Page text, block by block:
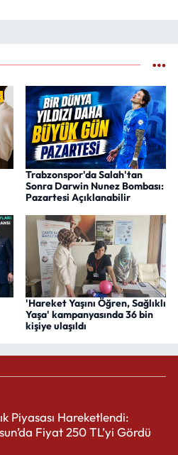
Trabzonspor'da Salah'tan
Sonra Darwin Nunez Bombası:
Pazartesi Açıklanabilir
'Hareket Yaşını Öğren, Sağlıklı
Yaşa' kampanyasında 36 bin
kişiye ulaşıldı
Piyasası Hareketlendi:
Fiyat 250 TL’yi Gördü